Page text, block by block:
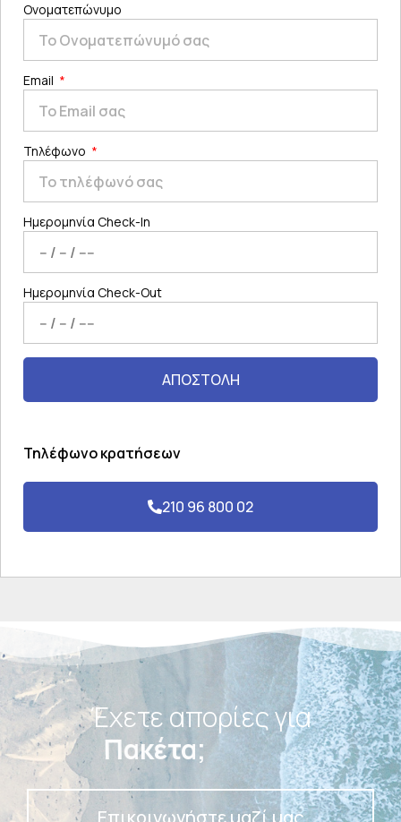
Ονοματεπώνυμο
Email
Τηλέφωνο
Ημερομηνία Check-In
Ημερομηνία Check-Out
ΑΠΟΣΤΟΛΗ
Τηλέφωνο κρατήσεων
210 96 800 02
Έχετε απορίες για
Πακέτα;
Επικοινωνήστε μαζί μας